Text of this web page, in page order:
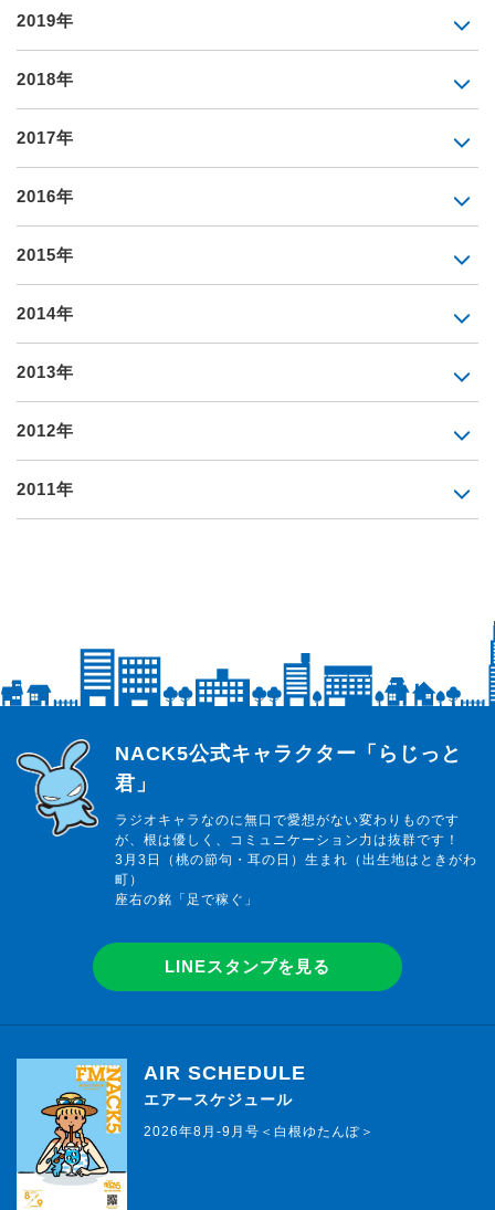
2019年
2018年
2017年
2016年
2015年
2014年
2013年
2012年
2011年
らじっと君
NACK5公式キャラクター「らじっと
君」
ラジオキャラなのに無口で愛想がない変わりものです
が、根は優しく、コミュニケーション力は抜群です！
3月3日（桃の節句・耳の日）生まれ（出生地はときがわ
町）
座右の銘「足で稼ぐ」
LINEスタンプを見る
AIR SCHEDULE
エアースケジュール
2026年8月-9月号＜白根ゆたんぽ＞